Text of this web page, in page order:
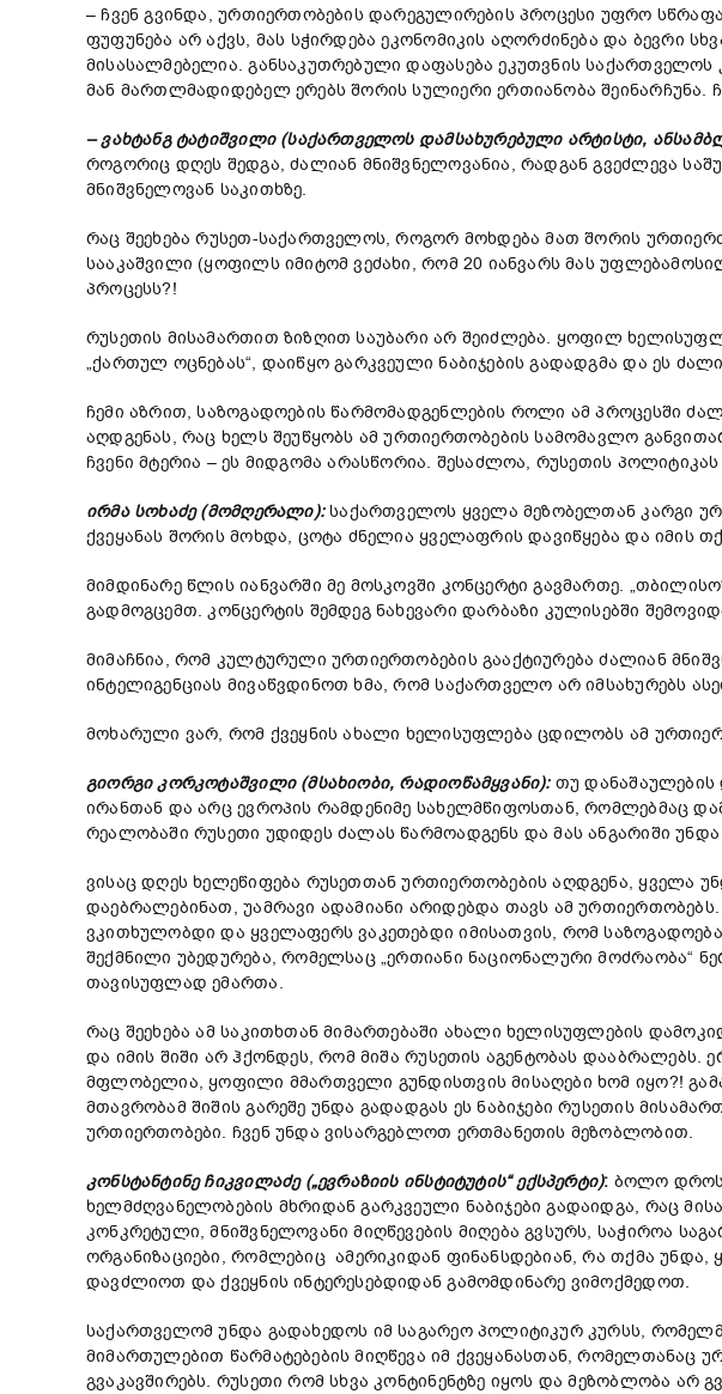
– ჩვენ გვინდა, ურთიერთობების დარეგულირების პროცესი უფრო
ფუფუნება არ აქვს, მას სჭირდება ეკონომიკის აღორძინება და ბევრი
მისასალმებელია. განსაკუთრებული დაფასება ეკუთვნის
მან მართლმადიდებელ ერებს შორის სულიერი ერთიანობა შეინარჩუნა.
– ვახტანგტატიშვილი (საქართველოს დამსახურებული არტისტი,
როგორიც დღეს შედგა, ძალიან მნიშვნელოვანია, რადგან გვეძლევა
მნიშვნელოვან საკითხზე.
რაც შეეხება რუსეთ-საქართველოს, როგორ მოხდება მათ შორის
სააკაშვილი (ყოფილს იმიტომ ვეძახი, რომ 20 იანვარს მას
პროცესს?!
რუსეთის მისამართით ზიზღით საუბარი არ შეიძლება. ყოფილ
„ქართულ ოცნებას“, დაიწყო გარკვეული ნაბიჯების გადადგმა და ეს
ჩემი აზრით, საზოგადოების წარმომადგენლების როლი ამ პროცესში
აღდგენას, რაც ხელს შეუწყობს ამ ურთიერთობების სამომავლო
ჩვენი მტერია – ეს მიდგომა არასწორია. შესაძლოა, რუსეთის
ირმასოხაძე (მომღერალი):საქართველოს ყველა მეზობელთან კარგი
ქვეყანას შორის მოხდა, ცოტა ძნელია ყველაფრის დავიწყება და იმის
მიმდინარე წლის იანვარში მე მოსკოვში კონცერტი გავმართე.
გადმოგცემთ. კონცერტის შემდეგ ნახევარი დარბაზი კულისებში
მიმაჩნია, რომ კულტურული ურთიერთობების გააქტიურება ძალიან
ინტელიგენციას მივაწვდინოთ ხმა, რომ საქართველო არ იმსახურებს
მოხარული ვარ, რომ ქვეყნის ახალი ხელისუფლება ცდილობს ამ
გიორგიკორკოტაშვილი (მსახიობი, რადიოწამყვანი): თუ
ირანთან და არც ევროპის რამდენიმე სახელმწიფოსთან, რომლებმაც
რეალობაში რუსეთი უდიდეს ძალას წარმოადგენს და მას ანგარიში
ვისაც დღეს ხელეწიფება რუსეთთან ურთიერთობების აღდგენა, ყველა
დაებრალებინათ, უამრავი ადამიანი არიდებდა თავს ამ
ვკითხულობდი და ყველაფერს ვაკეთებდი იმისათვის, რომ საზოგადოება
შექმნილი უბედურება, რომელსაც „ერთიანი ნაციონალური მოძრაობა“
თავისუფლად ემართა.
რაც შეეხება ამ საკითხთან მიმართებაში ახალი ხელისუფლების
და იმის შიში არ ჰქონდეს, რომ მიშა რუსეთის აგენტობას
მფლობელია, ყოფილი მმართველი გუნდისთვის მისაღები ხომ იყო?!
მთავრობამ შიშის გარეშე უნდა გადადგას ეს ნაბიჯები რუსეთის
ურთიერთობები. ჩვენ უნდა ვისარგებლოთ ერთმანეთის მეზობლობით.
კონსტანტინე ჩიკვილაძე („ევრაზიის ინსტიტუტის“ ექსპერტი): ბოლო დროს
ხელმძღვანელობების მხრიდან გარკვეული ნაბიჯები გადაიდგა, რაც
კონკრეტული, მნიშვნელოვანი მიღწევების მიღება გვსურს, საჭიროა
ორგანიზაციები, რომლებიც ამერიკიდან ფინანსდებიან, რა თქმა უნდა,
დავძლიოთ და ქვეყნის ინტერესებდიდან გამომდინარე ვიმოქმედოთ.
საქართველომ უნდა გადახედოს იმ საგარეო პოლიტიკურ კურსს,
მიმართულებით წარმატებების მიღწევა იმ ქვეყანასთან,
გვაკავშირებს. რუსეთი რომ სხვა კონტინენტზე იყოს და მეზობლობა არ